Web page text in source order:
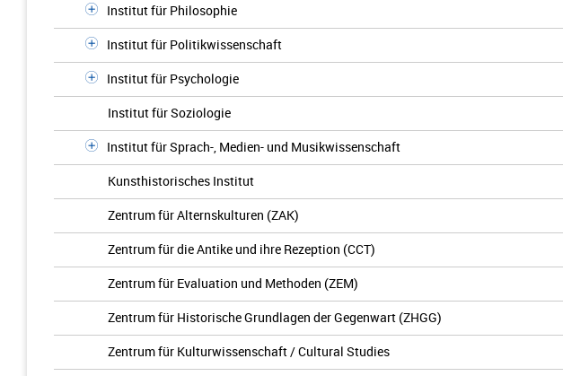
Institut für Philosophie
Institut für Politikwissenschaft
Institut für Psychologie
Institut für Soziologie
Institut für Sprach-, Medien- und Musikwissenschaft
Kunsthistorisches Institut
Zentrum für Alternskulturen (ZAK)
Zentrum für die Antike und ihre Rezeption (CCT)
Zentrum für Evaluation und Methoden (ZEM)
Zentrum für Historische Grundlagen der Gegenwart (ZHGG)
Zentrum für Kulturwissenschaft / Cultural Studies